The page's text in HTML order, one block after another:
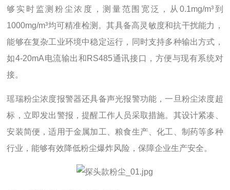
够实时监测粉尘浓度，测量范围宽泛，从0.1mg/m³到
1000mg/m³均可精准检测。其具备高灵敏度和抗干扰能力，
能够在复杂工业环境中稳定运行，同时支持多种输出方式，
如4-20mA电流输出和RS485通讯接口，方便与现有系统对
接。
瑶瑞粉尘浓度报警器还具备声光报警功能，一旦粉尘浓度超
标，立即发出警报，提醒工作人员采取措施。其设计紧凑、
安装简便，适用于金属加工、粮食生产、化工、制药等多种
行业，能够有效降低粉尘爆炸风险，保障企业生产安全。